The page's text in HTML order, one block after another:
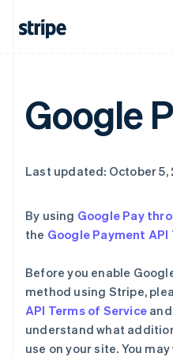
Google
Last updated: October 5,
By using Google Pay
the Google Payment
Before you enable
method using Stripe,
API Terms of Service
understand what
use on your site. You
巴西
Português
Français Deutsch
波兰
English
德国
法国
荷兰
NederlandsEnglish
加拿大
EnglishFrançais
捷克